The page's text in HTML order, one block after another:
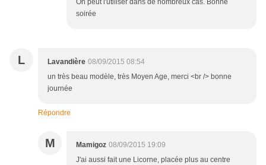
On peut l'utiliser dans de nombreux cas. Bonne
soirée
L Lavandière 08/09/2015 08:54
un très beau modèle, très Moyen Age, merci <br /> bonne
journée
Répondre
M Mamigoz 08/09/2015 19:09
J'ai aussi fait une Licorne, placée plus au centre